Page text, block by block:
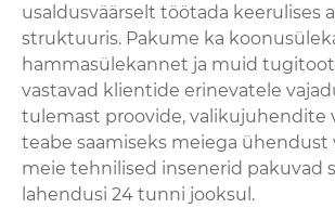
usaldusväärselt töötada keerulises
struktuuris. Pakume ka
hammasülekannet ja muid
vastavad klientide erinevatele
tulemast proovide, valikujuhendite
teabe saamiseks meiega
meie tehnilised insenerid pakuvad
lahendusi 24 tunni jooksul.